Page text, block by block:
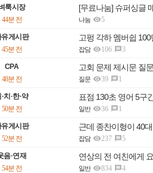
룩시장 [무료나눔] 슈퍼싱글
44분 전 나눔 5
유게시판 고펑 각하 멤버쉽
45분 전 잡담 106 3
CPA 고회 문제 제시문 질문
48분 전 질문 39 1
치·한·약 표점 130초 영어 5구
50분 전 일반 36 1
유게시판 근데 종찬이형이 40
52분 전 잡담 237 5
음·연재 연상의 전 여친에게
54분 전 일반 834 4